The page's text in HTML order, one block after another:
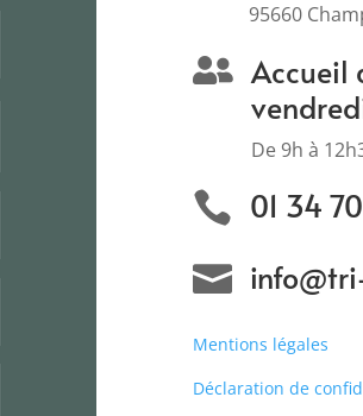
95660
 Accueil
De 9h à
 01 34

Mentions légales
Déclaration de